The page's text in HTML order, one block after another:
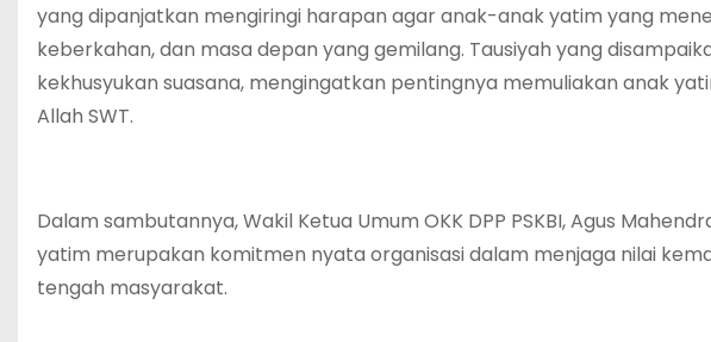
yang dipanjatkan mengiringi harapan agar anak-anak yatim yang
keberkahan, dan masa depan yang gemilang. Tausiyah yang
kekhusyukan suasana, mengingatkan pentingnya memuliakan anak
Allah SWT.
Dalam sambutannya, Wakil Ketua Umum OKK DPP PSKBI, Agus
yatim merupakan komitmen nyata organisasi dalam menjaga nilai
tengah masyarakat.